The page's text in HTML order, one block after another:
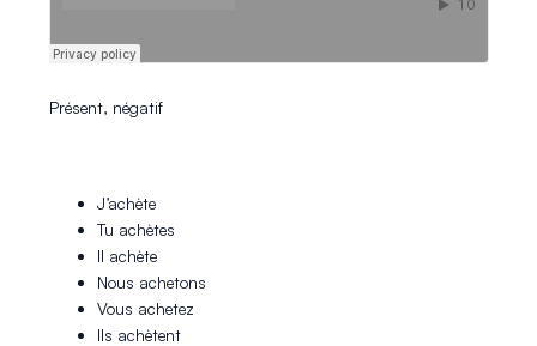
Présent, négatif
J’achète
Tu achètes
Il achète
Nous achetons
Vous achetez
Ils achètent